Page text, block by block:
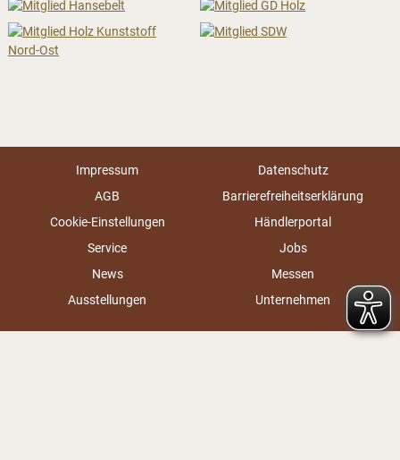
Impressum
Datenschutz
AGB
Barrierefreiheitserklärung
Cookie-Einstellungen
Händlerportal
Service
Jobs
News
Messen
Ausstellungen
Unternehmen